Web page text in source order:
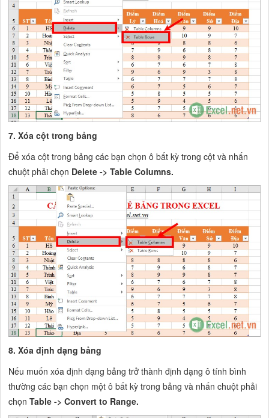
7. Xóa cột trong bảng
Để xóa cột trong bảng các bạn chọn ô bất kỳ trong cột và nhấn
chuột phải chọn Delete -> Table Columns.
8. Xóa định dạng bảng
Nếu muốn xóa định dạng bảng trở thành định dạng ô tính bình
thường các bạn chọn một ô bất kỳ trong bảng và nhấn chuột phải
chọnTable -> Convert to Range.